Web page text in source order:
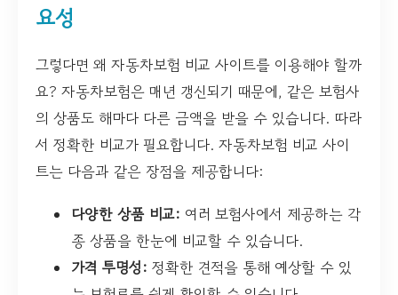
요성
그렇다면 왜 자동차보험 비교 사이트를 이용해야 할까
요? 자동차보험은 매년 갱신되기 때문에, 같은 보험사
의 상품도 해마다 다른 금액을 받을 수 있습니다. 따라
서 정확한 비교가 필요합니다. 자동차보험 비교 사이
트는 다음과 같은 장점을 제공합니다:
다양한 상품 비교: 여러 보험사에서 제공하는 각
종 상품을 한눈에 비교할 수 있습니다.
가격 투명성: 정확한 견적을 통해 예상할 수 있